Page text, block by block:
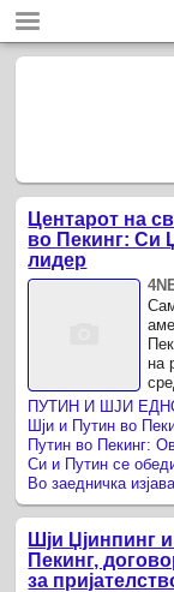
Центарот на
во Пекинг: Си
лидер
на
Шји Џјинпинг
Пекинг,
за